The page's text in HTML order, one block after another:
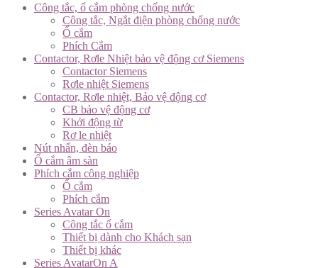
Công tắc, ổ cắm phòng chống nước
Công tắc, Ngắt điện phòng chống nước
Ổ cắm
Phích Cắm
Contactor, Rơle Nhiệt bảo vệ động cơ Siemens
Contactor Siemens
Rơle nhiệt Siemens
Contactor, Rơle nhiệt, Bảo vệ động cơ
CB bảo vệ động cơ
Khởi động từ
Rơ le nhiệt
Nút nhấn, đèn báo
Ổ cắm âm sàn
Phích cắm công nghiệp
Ổ cắm
Phích cắm
Series Avatar On
Công tắc ổ cắm
Thiết bị dành cho Khách sạn
Thiết bị khác
Series AvatarOn A